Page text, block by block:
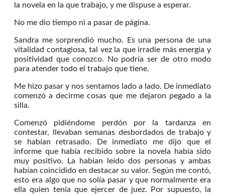
la novela en la que trabajo, y me dispuse a esperar.
No me dio tiempo ni a pasar de página.
Sandra me sorprendió mucho. Es una persona de una
vitalidad contagiosa, tal vez la que irradie más energía y
positividad que conozco. No podría ser de otro modo
para atender todo el trabajo que tiene.
Me hizo pasar y nos sentamos lado a lado. De inmediato
comenzó a decirme cosas que me dejaron pegado a la
silla.
Comenzó pidiéndome perdón por la tardanza en
contestar, llevaban semanas desbordados de trabajo y
se habían retrasado. De inmediato me dijo que el
informe que había recibido sobre la novela había sido
muy positivo. La habían leído dos personas y ambas
habían coincidido en destacar su valor. Según me contó,
esto era algo que no solía pasar y que normalmente era
ella quien tenía que ejercer de juez. Por supuesto, la